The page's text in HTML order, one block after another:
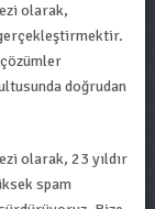
olarak,
doğrudan
olarak, 23 yıldır
spam